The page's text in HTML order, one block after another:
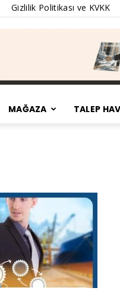
Gizlilik Politikası ve KVKK
Dergisi
MAĞAZA TALEP